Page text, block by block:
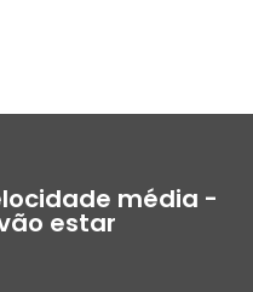
média -
estar